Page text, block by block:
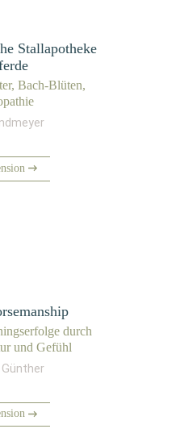
Stallapotheke
Bach-Blü­ten,
durch
und Gefühl